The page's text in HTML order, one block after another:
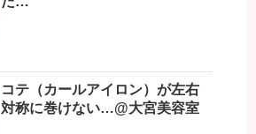
コテ（カールアイロン）が左右
対称に巻けない…@大宮美容室